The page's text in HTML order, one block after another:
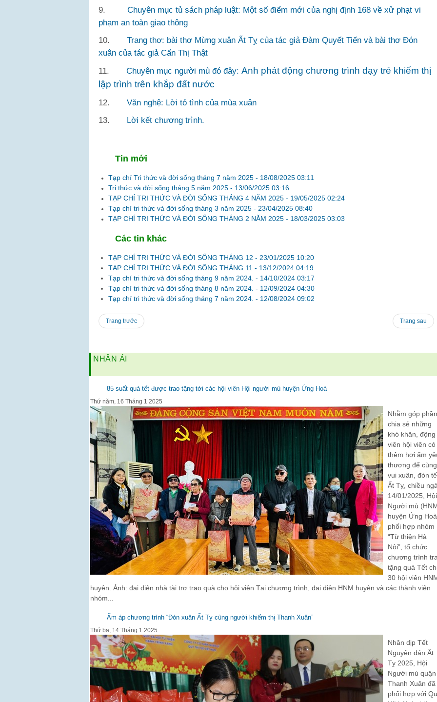
9.
Chuyên mục tủ sách pháp luật: Một số điểm mới của nghị định 168 về xử phạt vi
phạm an toàn giao thông
10.
Trang thơ: bài thơ Mừng xuân Ất Tỵ của tác giả Đàm Quyết Tiến và bài thơ Đón
xuân của tác giả Cấn Thị Thật
11.
Chuyên mục người mù đó đây: Anh phát động chương trình dạy trẻ khiếm thị
lập trình trên khắp đất nước
12.
Văn nghệ: Lời tỏ tình của mùa xuân
13.
Lời kết chương trình.
Tin mới
Tạp chí Tri thức và đời sống tháng 7 năm 2025 - 18/08/2025 03:11
Tri thức và đời sống tháng 5 năm 2025 - 13/06/2025 03:16
TẠP CHÍ TRI THỨC VÀ ĐỜI SỐNG THÁNG 4 NĂM 2025 - 19/05/2025 02:24
Tạp chí tri thức và đời sống tháng 3 năm 2025 - 23/04/2025 08:40
TẠP CHÍ TRI THỨC VÀ ĐỜI SỐNG THÁNG 2 NĂM 2025 - 18/03/2025 03:03
Các tin khác
TẠP CHÍ TRI THỨC VÀ ĐỜI SỐNG THÁNG 12 - 23/01/2025 10:20
TẠP CHÍ TRI THỨC VÀ ĐỜI SỐNG THÁNG 11 - 13/12/2024 04:19
Tạp chí tri thức và đời sống tháng 9 năm 2024. - 14/10/2024 03:17
Tạp chí tri thức và đời sống tháng 8 năm 2024. - 12/09/2024 04:30
Tạp chí tri thức và đời sống tháng 7 năm 2024. - 12/08/2024 09:02
Trang trước Trang sau
NHÂN ÁI
85 suất quà tết được trao tặng tới các hội viên Hội người mù huyện Ứng Hoà
Thứ năm, 16 Tháng 1 2025
Nhằm góp phần
chia sẻ những
khó khăn, động
viên hội viên có
thêm hơi ấm
thương để cùng
vui xuân, đón
Ất Tỵ, chiều
14/01/2025, Hội
Người mù
huyện Ứng Hoà
phối hợp nhóm
“Từ thiện Hà
Nội”, tổ chức
chương trình
tặng quà Tết
30 hội viên
huyện. Ảnh: đại diện nhà tài trợ trao quà cho hội viên Tại chương trình, đại diện HNM huyện và các thành viên
nhóm...
Ấm áp chương trình “Đón xuân Ất Tỵ cùng người khiếm thị Thanh Xuân”
Thứ ba, 14 Tháng 1 2025
Nhân dịp Tết
Nguyên đán Ất
Tỵ 2025, Hội
Người mù quận
Thanh Xuân đã
phối hợp với